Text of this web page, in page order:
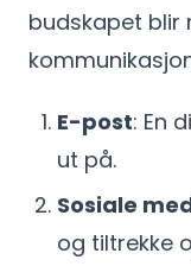
budskapet blir
E-post: En
ut på.
Sosiale
og tiltrekke